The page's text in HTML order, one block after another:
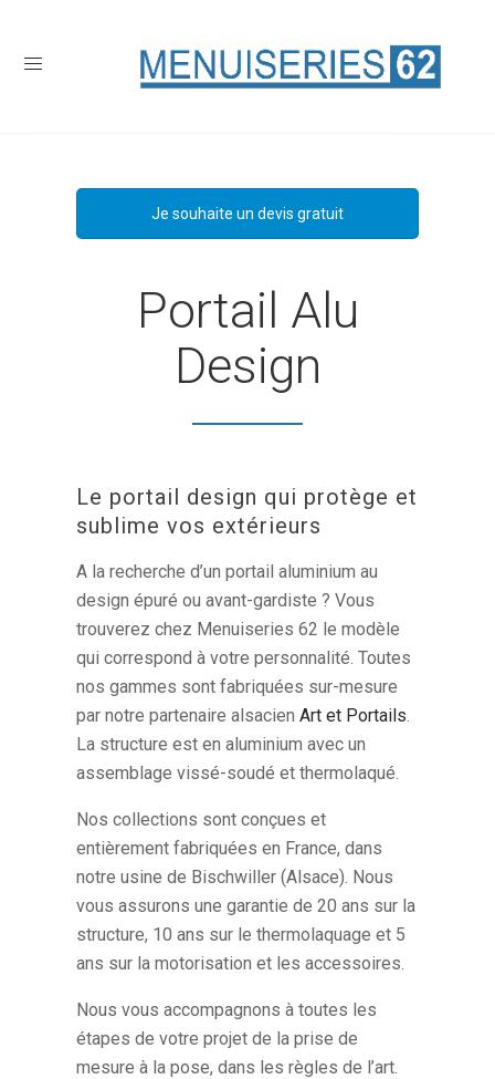
Je souhaite un devis gratuit
Portail Alu
Design
Le portail design qui protège et
sublime vos extérieurs
A la recherche d’un portail aluminium au
design épuré ou avant-gardiste ? Vous
trouverez chez Menuiseries 62 le modèle
qui correspond à votre personnalité. Toutes
nos gammes sont fabriquées sur-mesure
par notre partenaire alsacien Art et Portails.
La structure est en aluminium avec un
assemblage vissé-soudé et thermolaqué.
Nos collections sont conçues et
entièrement fabriquées en France, dans
notre usine de Bischwiller (Alsace). Nous
vous assurons une garantie de 20 ans sur la
structure, 10 ans sur le thermolaquage et 5
ans sur la motorisation et les accessoires.
Nous vous accompagnons à toutes les
étapes de votre projet de la prise de
mesure à la pose, dans les règles de l’art.